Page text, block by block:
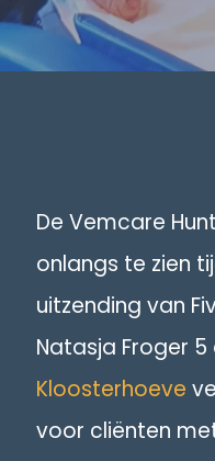
De Vemcare
onlangs te zien
uitzending van
Natasja Froger
Kloosterhoeve
voor cliënten